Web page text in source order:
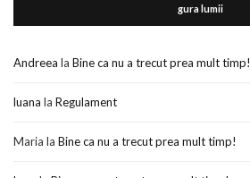
gura lumii
Andreea la Bine ca nu a trecut prea mult timp!
luana la Regulament
Maria la Bine ca nu a trecut prea mult timp!